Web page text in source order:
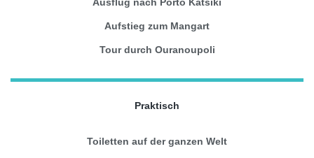
Aufstieg zum Mangart
Tour durch Ouranoupoli
Praktisch
Toiletten auf der ganzen Welt